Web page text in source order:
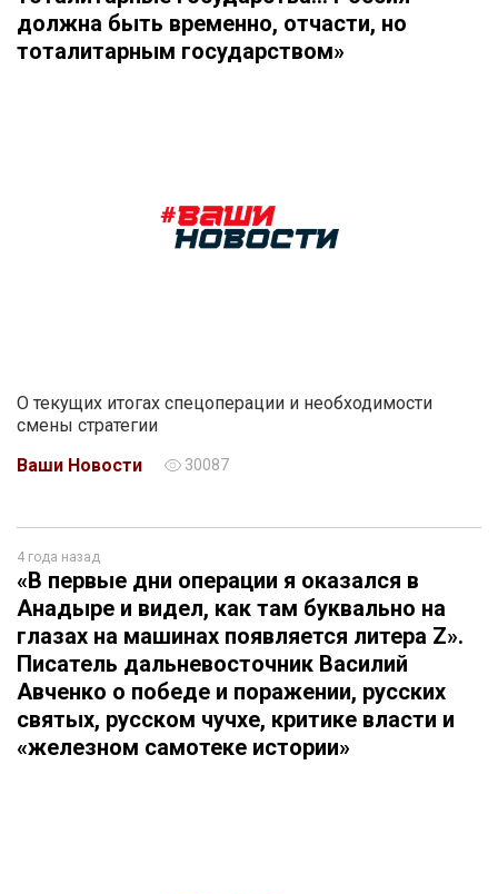
должна быть временно, отчасти, но
тоталитарным государством»
О текущих итогах спецоперации и необходимости
смены стратегии
Ваши Новости
30087
4 года назад
«В первые дни операции я оказался в
Анадыре и видел, как там буквально на
глазах на машинах появляется литера Z».
Писатель дальневосточник Василий
Авченко о победе и поражении, русских
святых, русском чучхе, критике власти и
«железном самотеке истории»